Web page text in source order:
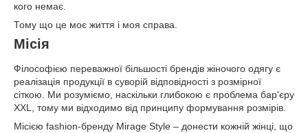
кого немає.
Тому що це моє життя і моя справа.
Місія
Філософією переважної більшості брендів жіночого одягу є
реалізація продукції в суворій відповідності з розмірної
сіткою. Ми розуміємо, наскільки глибокою є проблема бар'єру
XXL, тому ми відходимо від принципу формування розмірів.
Місією fashion-бренду Mirage Style – донести кожній жінці, що